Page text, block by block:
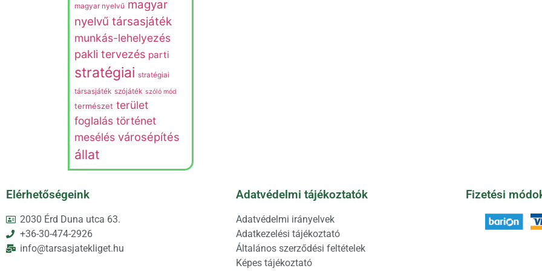
magyar nyelvű magyar
nyelvű társasjáték
munkás-lehelyezés
pakli tervezés parti
stratégiai stratégiai
társasjáték szójáték szóló mód
természet terület
foglalás történet
mesélés városépítés
állat
Elérhetőségeink
2030 Érd Duna utca 63.
+36-30-474-2926
info@tarsasjatekliget.hu
Adatvédelmi tájékoztatók
Adatvédelmi irányelvek
Adatkezelési tájékoztató
Általános szerződési feltételek
Képes tájékoztató
Fizetési